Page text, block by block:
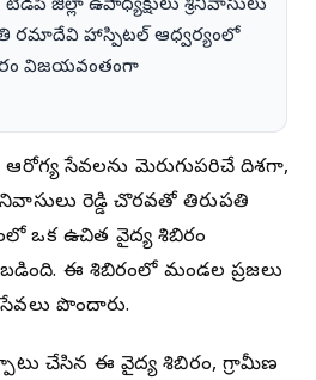
జిల్లా ఉపాధ్యక్షులు శ్రీనివాసులు
రమాదేవి హాస్పిటల్ ఆధ్వర్యంలో
విజయవంతంగా
ఆరోగ్య సేవలను మెరుగుపరిచే దిశగా,
రెడ్డి చొరవతో తిరుపతి
ఒక ఉచిత వైద్య శిబిరం
ఈ శిబిరంలో మండల ప్రజలు
పొందారు.
చేసిన ఈ వైద్య శిబిరం, గ్రామీణ